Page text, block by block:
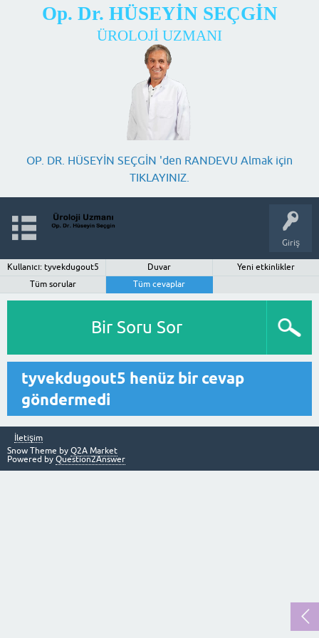
Op. Dr. HÜSEYİN SEÇGİN
ÜROLOJİ UZMANI
OP. DR. HÜSEYİN SEÇGİN 'den RANDEVU Almak için
TIKLAYINIZ.
Giriş
Kullanıcı: tyvekdugout5 Duvar
Yeni etkinlikler
Tüm sorular
Tüm cevaplar
Bir Soru Sor
tyvekdugout5 henüz bir cevap
göndermedi
İletişim
Snow Theme by Q2A Market
Powered by Question2Answer